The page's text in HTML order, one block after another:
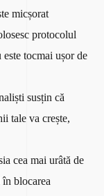
micșorat
protocolul
tocmai ușor de
susțin că
tale va crește,
cea mai urâtă de
blocarea